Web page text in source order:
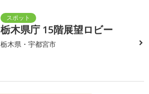
栃木県庁 15階展望ロビー
栃木県・宇都宮市